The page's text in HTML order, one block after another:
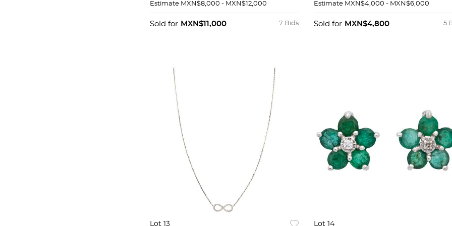
corte brillante ~0.40 ct
Estimate MXN$8,000 - MXN$12,000
7 Bids
Sold for MXN$11,000
Estimate MXN$4,000 - MXN$6,000
5
Sold for MXN$4,800
Lot 13 Lot 14